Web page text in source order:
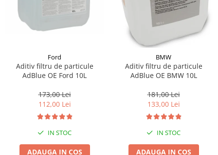
Ford
Aditiv filtru de particule
AdBlue OE Ford 10L
173,00 Lei
112,00 Lei
IN STOC
ADAUGA IN COS
BMW
Aditiv filtru de particule
AdBlue OE BMW 10L
181,00 Lei
133,00 Lei
IN STOC
ADAUGA IN COS